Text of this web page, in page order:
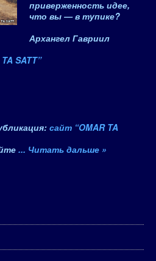
приверженность идее,
что вы — в тупике?
Архангел Гавриил
SATT”
сайт “OMAR TA
... Читать дальше »